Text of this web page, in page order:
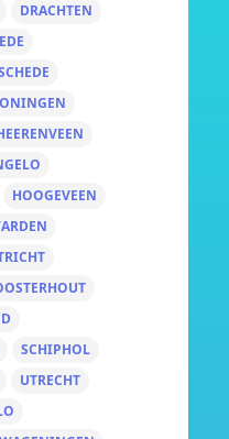
DRACHTEN
EDE
HOOGEVEEN
SCHIPHOL
UTRECHT